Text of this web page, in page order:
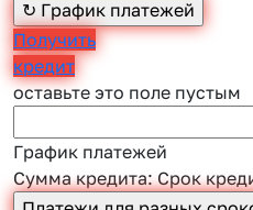
Получить
кредит
оставьте это поле пустым
График платежей
Сумма кредита:Срок